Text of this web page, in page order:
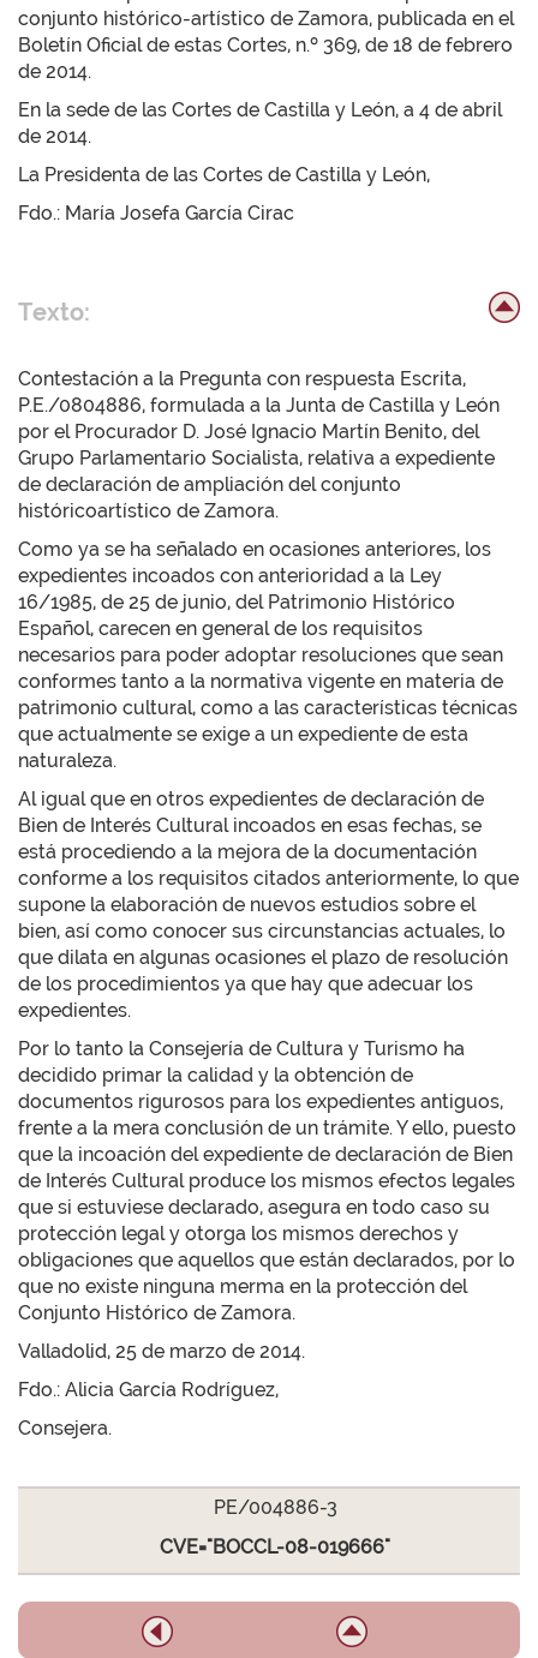
conjunto histórico-artístico de Zamora, publicada en el
Boletín Oficial de estas Cortes, n.º 369, de 18 de febrero
de 2014.
En la sede de las Cortes de Castilla y León, a 4 de abril
de 2014.
La Presidenta de las Cortes de Castilla y León,
Fdo.: María Josefa García Cirac
Texto:
Contestación a la Pregunta con respuesta Escrita,
P.E./0804886, formulada a la Junta de Castilla y León
por el Procurador D. José Ignacio Martín Benito, del
Grupo Parlamentario Socialista, relativa a expediente
de declaración de ampliación del conjunto
históricoartístico de Zamora.
Como ya se ha señalado en ocasiones anteriores, los
expedientes incoados con anterioridad a la Ley
16/1985, de 25 de junio, del Patrimonio Histórico
Español, carecen en general de los requisitos
necesarios para poder adoptar resoluciones que sean
conformes tanto a la normativa vigente en materia de
patrimonio cultural, como a las características técnicas
que actualmente se exige a un expediente de esta
naturaleza.
Al igual que en otros expedientes de declaración de
Bien de Interés Cultural incoados en esas fechas, se
está procediendo a la mejora de la documentación
conforme a los requisitos citados anteriormente, lo que
supone la elaboración de nuevos estudios sobre el
bien, así como conocer sus circunstancias actuales, lo
que dilata en algunas ocasiones el plazo de resolución
de los procedimientos ya que hay que adecuar los
expedientes.
Por lo tanto la Consejería de Cultura y Turismo ha
decidido primar la calidad y la obtención de
documentos rigurosos para los expedientes antiguos,
frente a la mera conclusión de un trámite. Y ello, puesto
que la incoación del expediente de declaración de Bien
de Interés Cultural produce los mismos efectos legales
que si estuviese declarado, asegura en todo caso su
protección legal y otorga los mismos derechos y
obligaciones que aquellos que están declarados, por lo
que no existe ninguna merma en la protección del
Conjunto Histórico de Zamora.
Valladolid, 25 de marzo de 2014.
Fdo.: Alicia García Rodríguez,
Consejera.
PE/004886-3
CVE="BOCCL-08-019666"